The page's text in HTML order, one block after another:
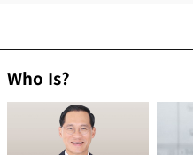
Who Is?